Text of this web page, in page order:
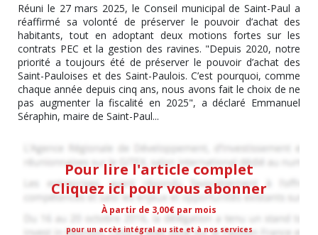
Réuni le 27 mars 2025, le Conseil municipal de Saint-Paul a
réaffirmé sa volonté de préserver le pouvoir d’achat des
habitants, tout en adoptant deux motions fortes sur les
contrats PEC et la gestion des ravines. "Depuis 2020, notre
priorité a toujours été de préserver le pouvoir d’achat des
Saint-Pauloises et des Saint-Paulois. C’est pourquoi, comme
chaque année depuis cinq ans, nous avons fait le choix de ne
pas augmenter la fiscalité en 2025", a déclaré Emmanuel
Séraphin, maire de Saint-Paul...
Pour lire l'article complet
Cliquez ici pour vous abonner
À partir de 3,00€ par mois
pour un accès intégral au site et à nos services